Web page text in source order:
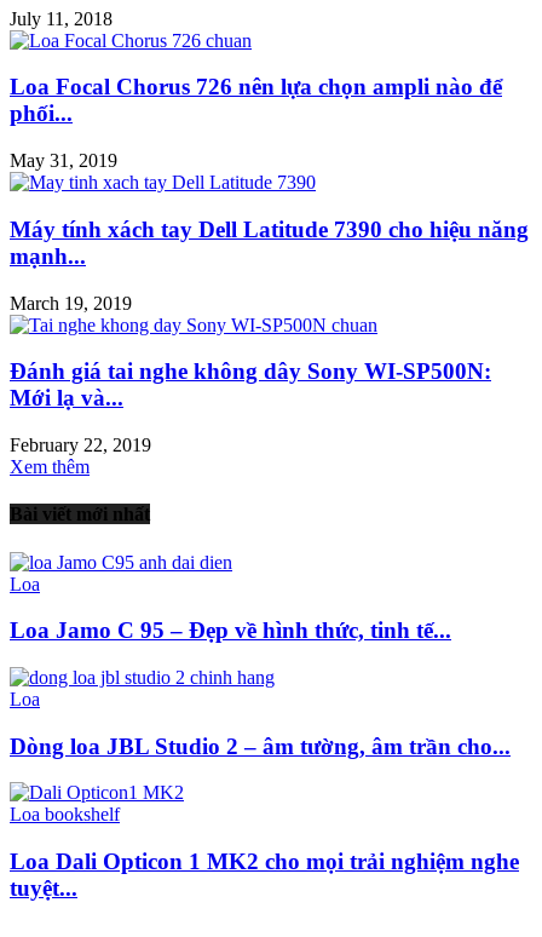
July 11, 2018
Loa Focal Chorus 726 nên lựa chọn ampli nào để
phối...
May 31, 2019
Máy tính xách tay Dell Latitude 7390 cho hiệu năng
mạnh...
March 19, 2019
Đánh giá tai nghe không dây Sony WI-SP500N:
Mới lạ và...
February 22, 2019
Xem thêm
Bài viết mới nhất
Loa
Loa Jamo C 95 – Đẹp về hình thức, tinh tế...
Loa
Dòng loa JBL Studio 2 – âm tường, âm trần cho...
Loa bookshelf
Loa Dali Opticon 1 MK2 cho mọi trải nghiệm nghe
tuyệt...